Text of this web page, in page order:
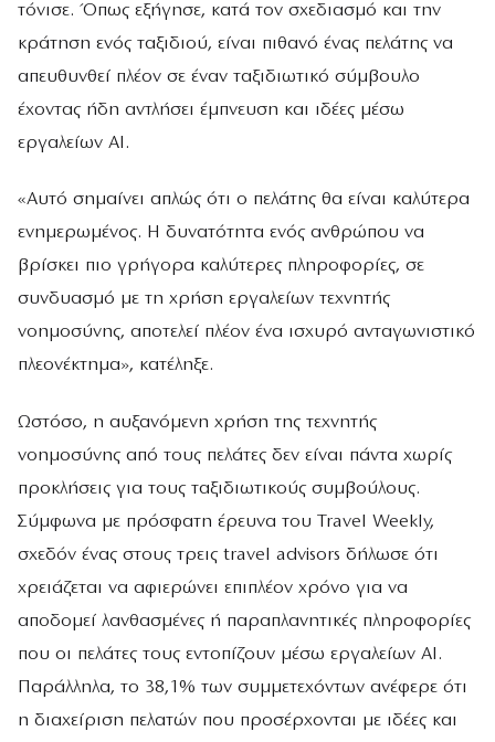
τόνισε. Όπως εξήγησε, κατά τον σχεδιασμό και την
κράτηση ενός ταξιδιού, είναι πιθανό ένας πελάτης να
απευθυνθεί πλέον σε έναν ταξιδιωτικό σύμβουλο
έχοντας ήδη αντλήσει έμπνευση και ιδέες μέσω
εργαλείων AI.
«Αυτό σημαίνει απλώς ότι ο πελάτης θα είναι καλύτερα
ενημερωμένος. Η δυνατότητα ενός ανθρώπου να
βρίσκει πιο γρήγορα καλύτερες πληροφορίες, σε
συνδυασμό με τη χρήση εργαλείων τεχνητής
νοημοσύνης, αποτελεί πλέον ένα ισχυρό ανταγωνιστικό
πλεονέκτημα», κατέληξε.
Ωστόσο, η αυξανόμενη χρήση της τεχνητής
νοημοσύνης από τους πελάτες δεν είναι πάντα χωρίς
προκλήσεις για τους ταξιδιωτικούς συμβούλους.
Σύμφωνα με πρόσφατη έρευνα του Travel Weekly,
σχεδόν ένας στους τρεις travel advisors δήλωσε ότι
χρειάζεται να αφιερώνει επιπλέον χρόνο για να
αποδομεί λανθασμένες ή παραπλανητικές πληροφορίες
που οι πελάτες τους εντοπίζουν μέσω εργαλείων AI.
Παράλληλα, το 38,1% των συμμετεχόντων ανέφερε ότι
η διαχείριση πελατών που προσέρχονται με ιδέες και